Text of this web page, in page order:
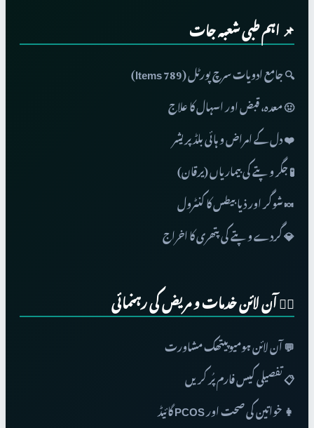
📌 اہم طبی شعبہ جات
🔍 جامع ادویات سرچ پورٹل (789 Items)
🤢 معدہ، قبض اور اسہال کا علاج
❤️ دل کے امراض و ہائی بلڈ پریشر
🧪 جگر و پتے کی بیماریاں (یرقان)
🍬 شوگر اور ذیابیطس کا کنٹرول
💎 گردے و پتے کی پتھری کا اخراج
👨‍⚕️ آن لائن خدمات و مریض کی رہنمائی
💬 آن لائن ہومیوپیتھک مشاورت
📋 تفصیلی کیس فارم پُر کریں
👩 خواتین کی صحت اور PCOS گائیڈ